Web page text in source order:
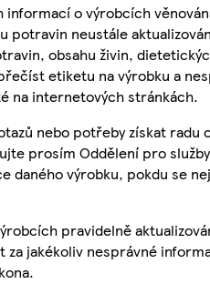
informací o výrobcích
potravin neustále
obsahu živin,
etiketu na výrobku a
na internetových stránkách.
nebo potřeby získat radu
prosím Oddělení pro služby
daného výrobku, pokdu se
pravidelně
jakékoliv nesprávné